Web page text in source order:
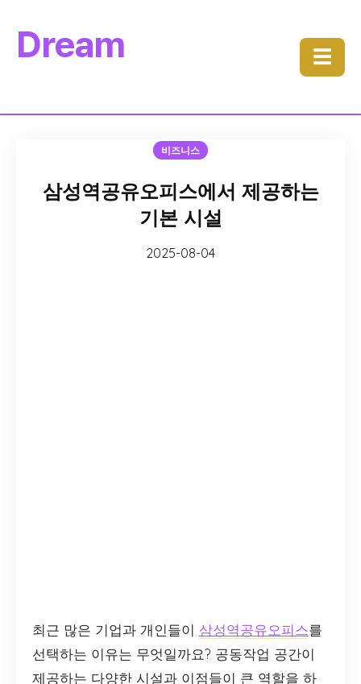
Dream ☰
비즈니스
삼성역공유오피스에서 제공하는
기본 시설
2025-08-04
최근 많은 기업과 개인들이 삼성역공유오피스를
선택하는 이유는 무엇일까요? 공동작업 공간이
제공하는 다양한 시설과 이점들이 큰 역할을 하